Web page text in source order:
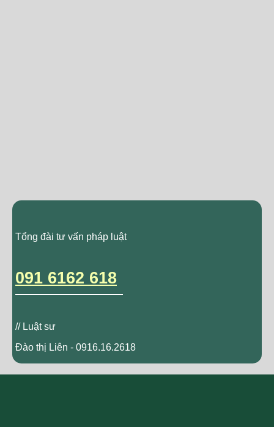
Tổng đài tư vấn pháp luật
091 6162 618
// Luật sư
Đào thị Liên - 0916.16.2618